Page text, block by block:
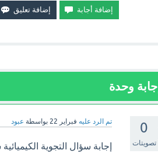
إجابة وحدة
0
تصويتات
تم الرد عليه فبراير 22 بواسطة عبود
إجابة سؤال التجوية